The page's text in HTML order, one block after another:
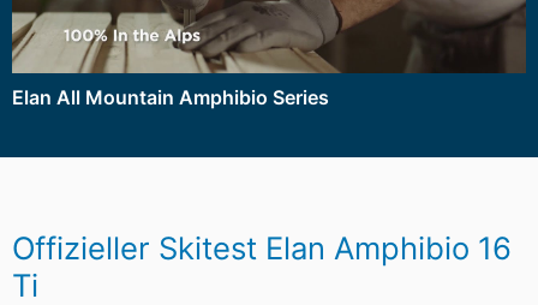
Elan All Mountain Amphibio Series
Offizieller Skitest Elan Amphibio 16
Ti